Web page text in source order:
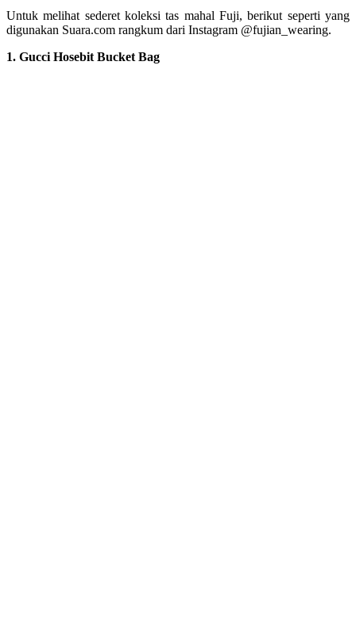
Untuk melihat sederet koleksi tas mahal Fuji, berikut seperti yang
digunakan Suara.com rangkum dari Instagram @fujian_wearing.
1. Gucci Hosebit Bucket Bag